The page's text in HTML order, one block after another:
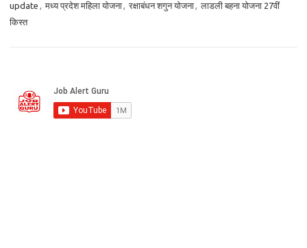
update , मध्य प्रदेश महिला योजना, रक्षाबंधन शगुन योजना, लाडली बहना योजना 27वीं
किस्त